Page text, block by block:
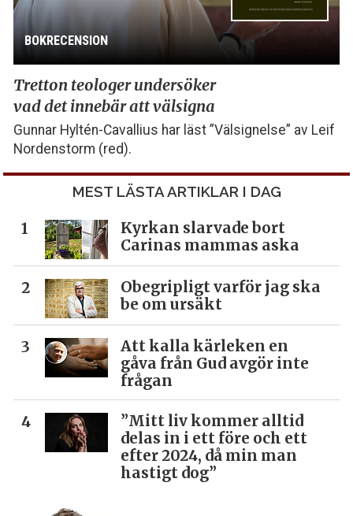
BOKRECENSION
Tretton teologer undersöker
vad det innebär att välsigna
Gunnar Hyltén-Cavallius har läst ”Välsignelse” av Leif
Nordenstorm (red).
MEST LÄSTA ARTIKLAR I DAG
Kyrkan slarvade bort
Carinas mammas aska
Obegripligt varför jag ska
be om ursäkt
Att kalla kärleken en
gåva från Gud avgör inte
frågan
”Mitt liv kommer alltid
delas in i ett före och ett
efter 2024, då min man
hastigt dog”